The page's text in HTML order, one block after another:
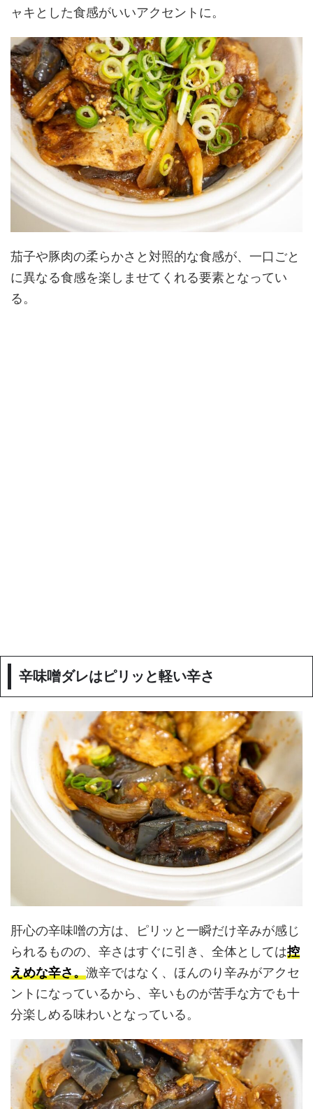
ャキとした食感がいいアクセントに。
茄子や豚肉の柔らかさと対照的な食感が、一口ごと
に異なる食感を楽しませてくれる要素となってい
る。
辛味噌ダレはピリッと軽い辛さ
肝心の辛味噌の方は、ピリッと一瞬だけ辛みが感じ
られるものの、辛さはすぐに引き、全体としては控
えめな辛さ。激辛ではなく、ほんのり辛みがアクセ
ントになっているから、辛いものが苦手な方でも十
分楽しめる味わいとなっている。